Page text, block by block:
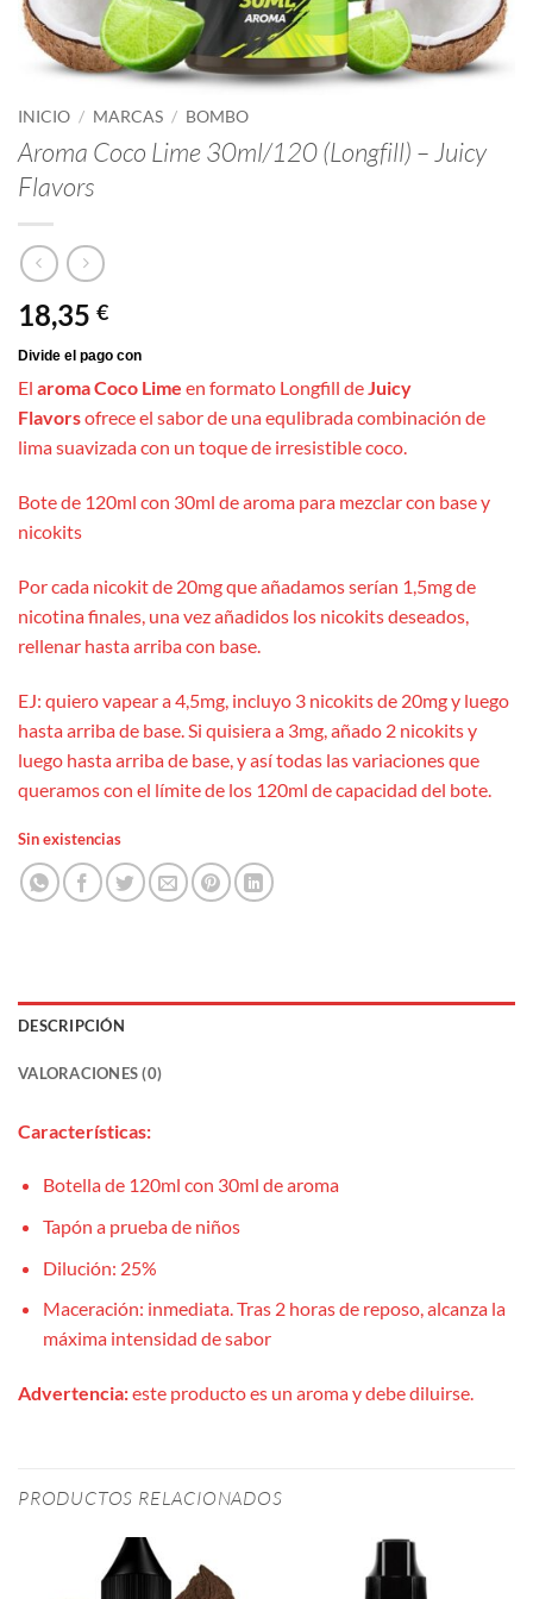
INICIO / MARCAS / BOMBO
Aroma Coco Lime 30ml/120 (Longfill) – Juicy
Flavors
18,35 €
El aroma Coco Lime en formato Longfill deJuicy
Flavorsofrece el sabor de una equlibrada combinación de
lima suavizada con un toque de irresistible coco.
Bote de 120ml con 30ml de aroma para mezclar con base y
nicokits
Por cada nicokit de 20mg que añadamos serían 1,5mg de
nicotina finales, una vez añadidos los nicokits deseados,
rellenar hasta arriba con base.
EJ: quiero vapear a 4,5mg, incluyo 3 nicokits de 20mg y luego
hasta arriba de base. Si quisiera a 3mg, añado 2 nicokits y
luego hasta arriba de base, y así todas las variaciones que
queramos con el límite de los 120ml de capacidad del bote.
Sin existencias
DESCRIPCIÓN
VALORACIONES (0)
Características:
Botella de 120ml con 30ml de aroma
Tapón a prueba de niños
Dilución: 25%
Maceración: inmediata. Tras 2 horas de reposo, alcanza la
máxima intensidad de sabor
Advertencia:este producto es un aroma y debe diluirse.
PRODUCTOS RELACIONADOS